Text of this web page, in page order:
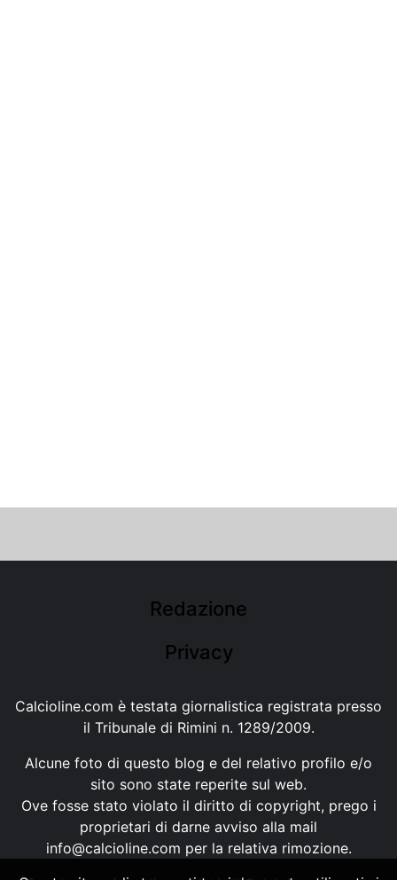
Redazione
Privacy
Calcioline.com è testata giornalistica registrata presso
il Tribunale di Rimini n. 1289/2009.
Alcune foto di questo blog e del relativo profilo e/o
sito sono state reperite sul web.
Ove fosse stato violato il diritto di copyright, prego i
proprietari di darne avviso alla mail
info@calcioline.com per la relativa rimozione.